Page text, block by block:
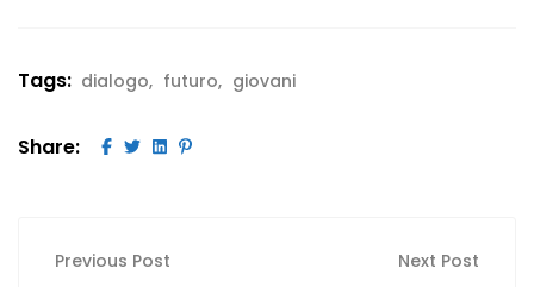
Tags: dialogo futuro giovani
Share:
Previous Post Next Post